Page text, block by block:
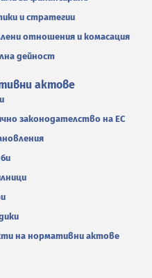
и стратегии
отношения и комасация
дейност
актове
законодателство на ЕС
на нормативни актове